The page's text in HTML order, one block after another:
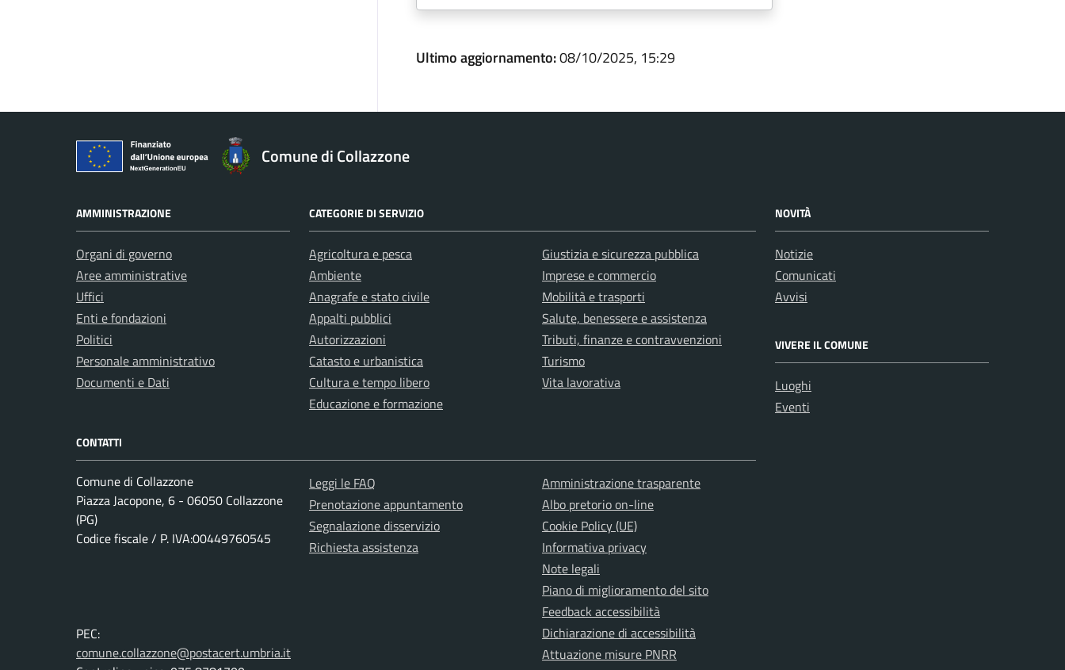
Ultimo aggiornamento:08/10/2025, 15:29
Comune di Collazzone
AMMINISTRAZIONE
Organi di governo
Aree amministrative
Uffici
Enti e fondazioni
Politici
Personale amministrativo
Documenti e Dati
CATEGORIE DI SERVIZIO
Agricoltura e pesca
Ambiente
Anagrafe e stato civile
Appalti pubblici
Autorizzazioni
Catasto e urbanistica
Cultura e tempo libero
Educazione e formazione
Giustizia e sicurezza pubblica
Imprese e commercio
Mobilità e trasporti
Salute, benessere e assistenza
Tributi, finanze e contravvenzioni
Turismo
Vita lavorativa
NOVITÀ
Notizie
Comunicati
Avvisi
VIVERE IL COMUNE
Luoghi
Eventi
CONTATTI
Comune di Collazzone
Piazza Jacopone, 6 - 06050 Collazzone
(PG)
Codice fiscale / P. IVA:00449760545
PEC:
comune.collazzone@postacert.umbria.it
Leggi le FAQ
Prenotazione appuntamento
Segnalazione disservizio
Richiesta assistenza
Amministrazione trasparente
Albo pretorio on-line
Cookie Policy (UE)
Informativa privacy
Note legali
Piano di miglioramento del sito
Feedback accessibilità
Dichiarazione di accessibilità
Attuazione misure PNRR